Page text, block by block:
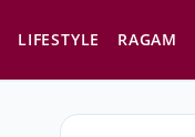
LIFESTYLE RAGAM